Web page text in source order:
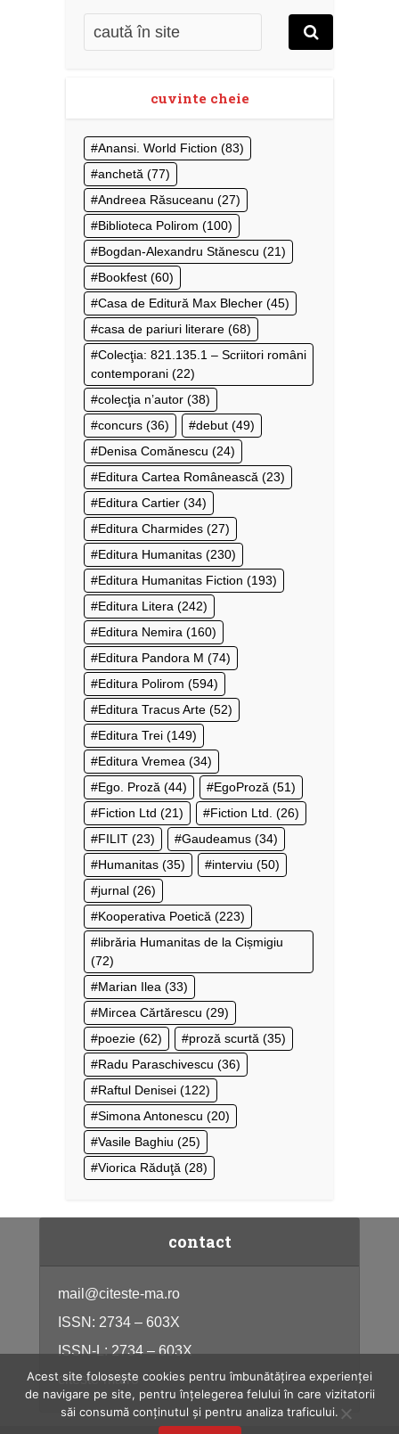
cuvinte cheie
Anansi. World Fiction (83)
anchetă (77)
Andreea Răsuceanu (27)
Biblioteca Polirom (100)
Bogdan-Alexandru Stănescu (21)
Bookfest (60)
Casa de Editură Max Blecher (45)
casa de pariuri literare (68)
Colecţia: 821.135.1 – Scriitori români
contemporani (22)
colecţia n’autor (38)
concurs (36) debut (49)
Denisa Comănescu (24)
Editura Cartea Românească (23)
Editura Cartier (34)
Editura Charmides (27)
Editura Humanitas (230)
Editura Humanitas Fiction (193)
Editura Litera (242)
Editura Nemira (160)
Editura Pandora M (74)
Editura Polirom (594)
Editura Tracus Arte (52)
Editura Trei (149)
Editura Vremea (34)
Ego. Proză (44) EgoProză (51)
Fiction Ltd (21) Fiction Ltd. (26)
FILIT (23) Gaudeamus (34)
Humanitas (35) interviu (50)
jurnal (26)
Kooperativa Poetică (223)
librăria Humanitas de la Cișmigiu
(72)
Marian Ilea (33)
Mircea Cărtărescu (29)
poezie (62) proză scurtă (35)
Radu Paraschivescu (36)
Raftul Denisei (122)
Simona Antonescu (20)
Vasile Baghiu (25)
Viorica Răduţă (28)
contact
mail@citeste-ma.ro
ISSN: 2734 – 603X
ISSN-L: 2734 – 603X
citeste-ma.ro
Acest site folosește cookies pentru îmbunătățirea experienței
de navigare pe site, pentru înțelegerea felului în care vizitatorii
săi consumă conținutul și pentru analiza traficului.